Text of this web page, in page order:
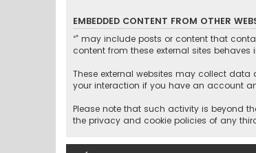
EMBEDDED CONTENT FROM OTHER
“” may include posts or content that
content from these external sites
These external websites may collect
your interaction if you have an account
Please note that such activity is beyond
the privacy and cookie policies of any